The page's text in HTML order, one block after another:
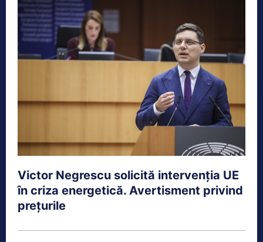
Victor Negrescu solicită intervenția UE
în criza energetică. Avertisment privind
prețurile